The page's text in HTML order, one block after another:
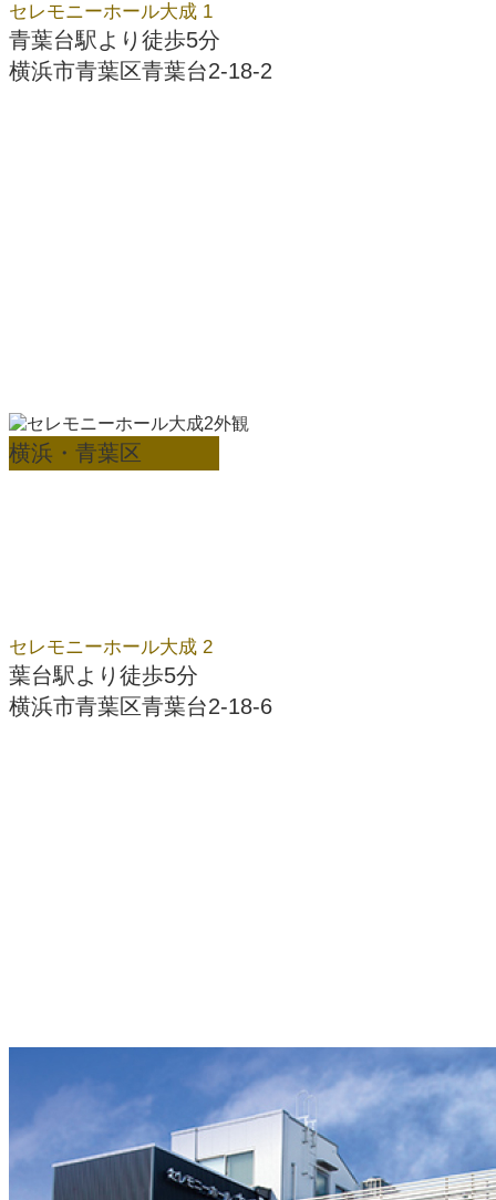
セレモニーホール大成 1
青葉台駅より徒歩5分
横浜市青葉区青葉台2-18-2
横浜・青葉区
セレモニーホール大成 2
葉台駅より徒歩5分
横浜市青葉区青葉台2-18-6